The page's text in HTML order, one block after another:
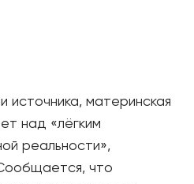
материнская
над «лёгким
реальности»,
что